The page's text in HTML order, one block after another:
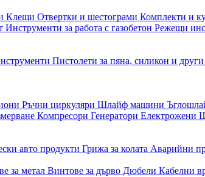
Клещи Отвертки и шестограми Комплекти и
Инструменти за работа с газобетон Режещи
Пистолети за пяна, силикон и
Ръчни циркуляри Шлайф машини
Компресори Генератори Електрожени
авто продукти Грижа за колата Аварийни
за метал Винтове за дърво Дюбели Кабелни